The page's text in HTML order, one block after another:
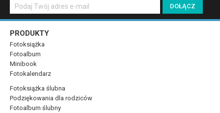
PRODUKTY
Fotoksiążka
Fotoalbum
Minibook
Fotokalendarz
Fotoksiążka ślubna
Podziękowania dla rodziców
Fotoalbum ślubny